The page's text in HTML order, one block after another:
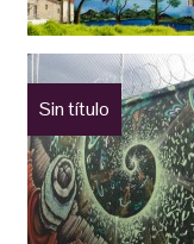
Sin título